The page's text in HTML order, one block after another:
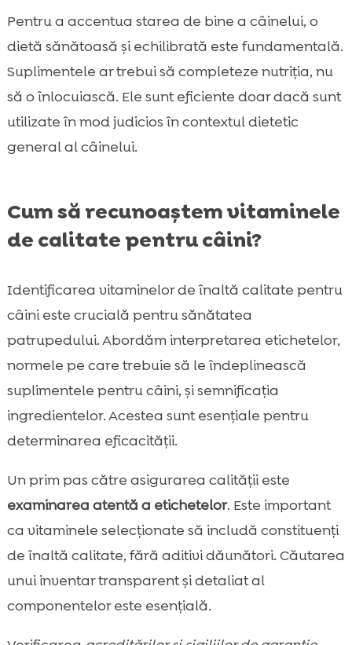
Pentru a accentua starea de bine a câinelui, o
dietă sănătoasă și echilibrată este fundamentală.
Suplimentele ar trebui să completeze nutriția, nu
să o înlocuiască. Ele sunt eficiente doar dacă sunt
utilizate în mod judicios în contextul dietetic
general al câinelui.
Cum să recunoaștem vitaminele
de calitate pentru câini?
Identificarea vitaminelor de înaltă calitate pentru
câini este crucială pentru sănătatea
patrupedului. Abordăm interpretarea etichetelor,
normele pe care trebuie să le îndeplinească
suplimentele pentru câini, și semnificația
ingredientelor. Acestea sunt esențiale pentru
determinarea eficacității.
Un prim pas către asigurarea calității este
examinarea atentă a etichetelor. Este important
ca vitaminele selecționate să includă constituenți
de înaltă calitate, fără aditivi dăunători. Căutarea
unui inventar transparent și detaliat al
componentelor este esențială.